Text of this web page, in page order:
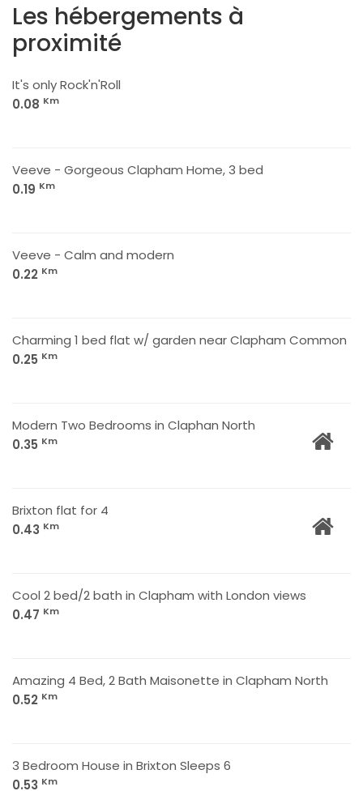
Les hébergements à
proximité
It's only Rock'n'Roll
0.08 Km
Veeve - Gorgeous Clapham Home, 3 bed
0.19 Km
Veeve - Calm and modern
0.22 Km
Charming 1 bed flat w/ garden near Clapham Common
0.25 Km
Modern Two Bedrooms in Claphan North
0.35 Km
Brixton flat for 4
0.43 Km
Cool 2 bed/2 bath in Clapham with London views
0.47 Km
Amazing 4 Bed, 2 Bath Maisonette in Clapham North
0.52 Km
3 Bedroom House in Brixton Sleeps 6
0.53 Km